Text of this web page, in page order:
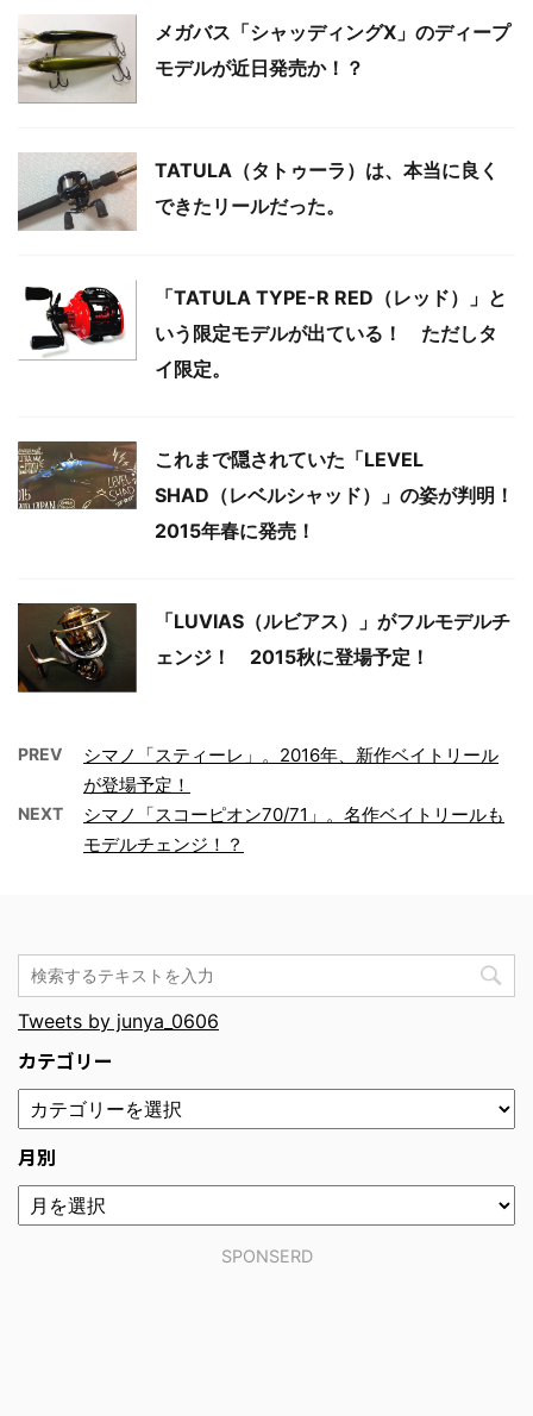
メガバス「シャッディングX」のディープ
モデルが近日発売か！？
TATULA（タトゥーラ）は、本当に良く
できたリールだった。
「TATULA TYPE-R RED（レッド）」と
いう限定モデルが出ている！ ただしタ
イ限定。
これまで隠されていた「LEVEL
SHAD（レベルシャッド）」の姿が判明！
2015年春に発売！
「LUVIAS（ルビアス）」がフルモデルチ
ェンジ！ 2015秋に登場予定！
PREV
シマノ「スティーレ」。2016年、新作ベイトリール
が登場予定！
NEXT
シマノ「スコーピオン70/71」。名作ベイトリールも
モデルチェンジ！？
Tweets by junya_0606
カテゴリー
月別
SPONSERD